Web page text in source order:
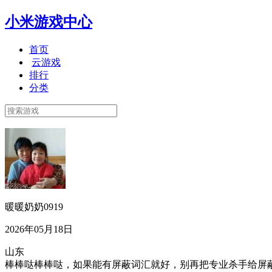
小米游戏中心
首页
云游戏
排行
分类
暖暖奶奶0919
2026年05月18日
山东
棒棒哒棒棒哒，如果能有屏蔽词汇就好，别再把专业杀手给屏